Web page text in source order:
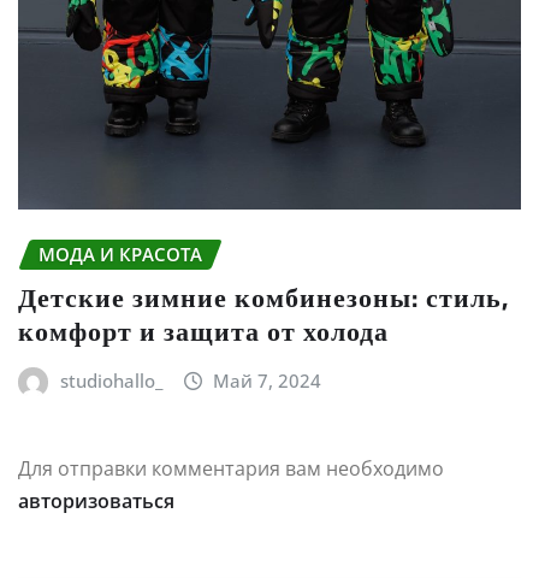
МОДА И КРАСОТА
Детские зимние комбинезоны: стиль,
комфорт и защита от холода
studiohallo_ Май 7, 2024
Для отправки комментария вам необходимо
авторизоваться